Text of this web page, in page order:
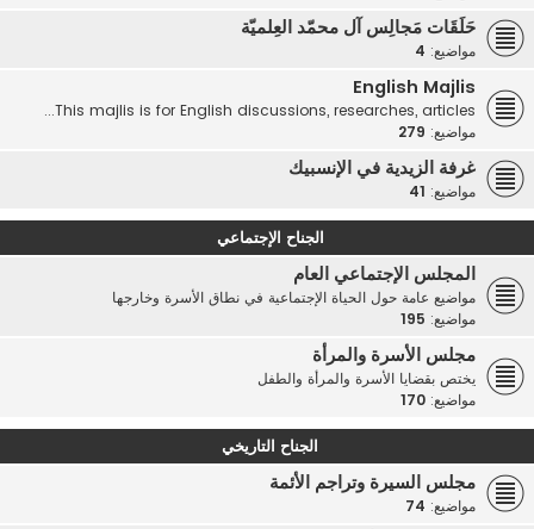
حَلَقَات مَجالِس آل محمّد العِلميّة
مواضيع: 4
English Majlis
This majlis is for English discussions, researches, articles...
مواضيع: 279
غرفة الزيدية في الإنسبيك
مواضيع: 41
الجناح الإجتماعي
المجلس الإجتماعي العام
مواضيع عامة حول الحياة الإجتماعية في نطاق الأسرة وخارجها
مواضيع: 195
مجلس الأسرة والمرأة
يختص بقضايا الأسرة والمرأة والطفل
مواضيع: 170
الجناح التاريخي
مجلس السيرة وتراجم الأئمة
مواضيع: 74